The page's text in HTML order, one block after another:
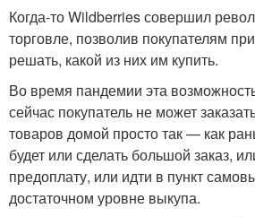
Когда-то Wildberries совершил
торговле, позволив покупателям
решать, какой из них им купить.
Во время пандемии эта
сейчас покупатель не может
товаров домой просто так — как
будет или сделать большой заказ,
предоплату, или идти в пункт
достаточном уровне выкупа.